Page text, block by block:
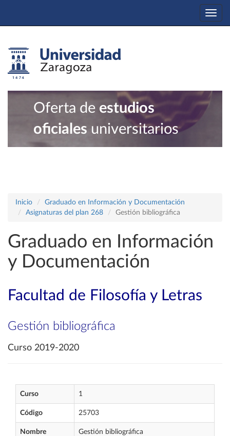
Oferta de estudios
oficiales universitarios
Inicio
Graduado en Información y Documentación
Asignaturas del plan 268
Gestión bibliográfica
Graduado en Información
y Documentación
Facultad de Filosofía y Letras
Gestión bibliográfica
Curso 2019-2020
Curso 1
Código 25703
Nombre Gestión bibliográfica